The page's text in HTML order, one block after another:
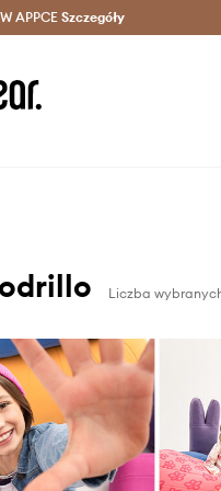
nawet w 24h >
APPCE Szczegóły
Liczba